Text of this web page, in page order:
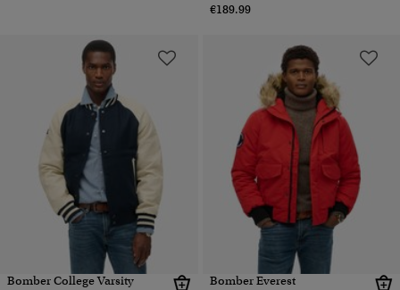
€189.99
Bomber College Varsity Bomber Everest